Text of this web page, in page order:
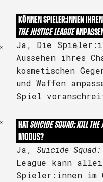
KÖNNEN SPIELER:INNEN
THE JUSTICE LEAGUE
Ja, Die
Aussehen ihres
kosmetischen
und Waffen
Spiel
HATSUICIDE SQUAD: KILL THE
MODUS?
Ja, Suicide
League kann
Spieler:innen im